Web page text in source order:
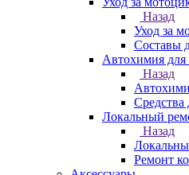
Назад
Уход за
Составы
Автохимия
Назад
Локальный
Назад
Ремонт